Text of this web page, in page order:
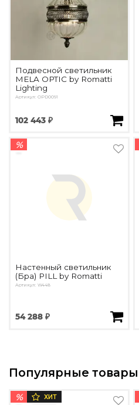
Подвесной светильник
MELA OPTIC by Romatti
Lighting
Артикул: OPD0091
102 443 ₽
%
Настенный светильник
(Бра) PILL by Romatti
Артикул: W448
54 288 ₽
Популярные товары
% ХИТ